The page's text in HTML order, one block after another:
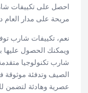
احصل على تكييفات
مريحة على مدار العام
نعم، تكييفات شارب
ويمكنك الحصول
شارب تكنولوجيا
الصيف وتدفئة موثوقة
عصرية وهادئة لتضمن